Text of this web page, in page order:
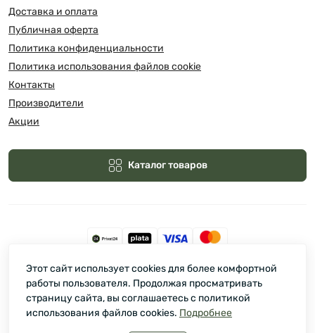
Доставка и оплата
Публичная оферта
Политика конфиденциальности
Политика использования файлов cookie
Контакты
Производители
Акции
Каталог товаров
Зелмарт © 2026
Этот сайт использует cookies для более комфортной
работы пользователя. Продолжая просматривать
страницу сайта, вы соглашаетесь с политикой
использования файлов cookies. Подробнее